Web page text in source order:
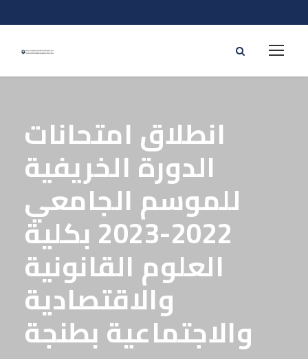
انطلاق امتحانات
الدورة الخريفية
للموسم الجامعي
2022-2023 بكلية
العلوم القانونية
والاقتصادية
والاجتماعية بطنجة